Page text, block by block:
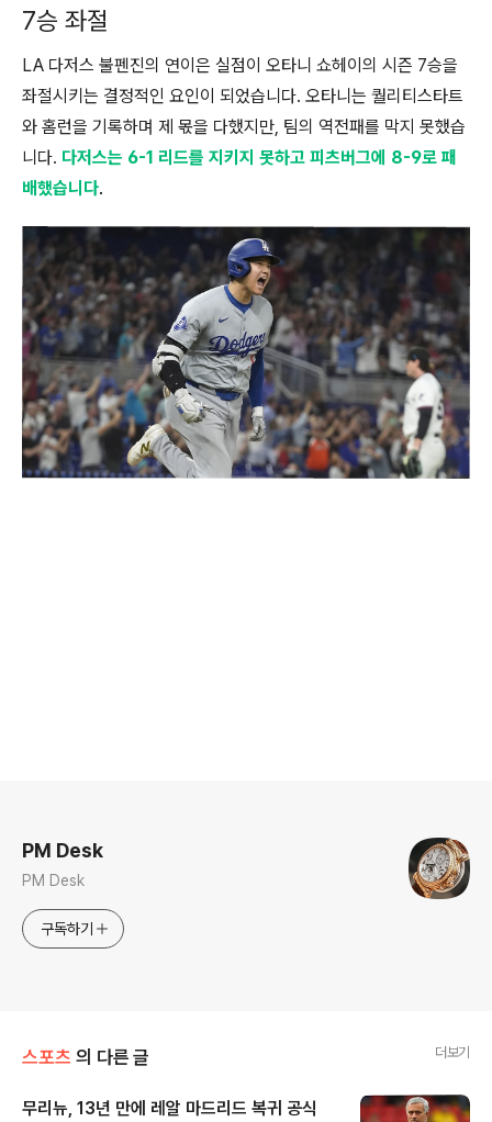
7승 좌절
LA 다저스 불펜진의 연이은 실점이 오타니 쇼헤이의 시즌 7승을
좌절시키는 결정적인 요인이 되었습니다. 오타니는 퀄리티스타트
와 홈런을 기록하며 제 몫을 다했지만, 팀의 역전패를 막지 못했습
니다. 다저스는 6-1 리드를 지키지 못하고 피츠버그에 8-9로 패
배했습니다.
PM Desk
PM Desk
구독하기
스포츠 의 다른 글 더보기
무리뉴, 13년 만에 레알 마드리드 복귀 공식